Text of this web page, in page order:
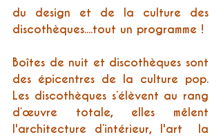
du design et de la culture des
discothèques....tout un programme !
Boîtes de nuit et discothèques sont
des épicentres de la culture pop.
Les discothèques s’élèvent au rang
d’œuvre totale, elles mêlent
l'architecture d’intérieur, l'art  la